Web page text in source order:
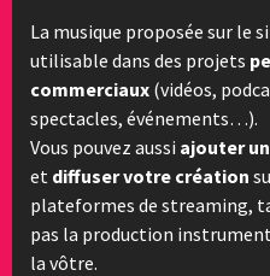
La musique proposée sur le
utilisable dans des projets
commerciaux (vidéos,
spectacles, événements…).
Vous pouvez aussi ajouter
et diffuser votre création
plateformes de streaming,
pas la production
la vôtre.